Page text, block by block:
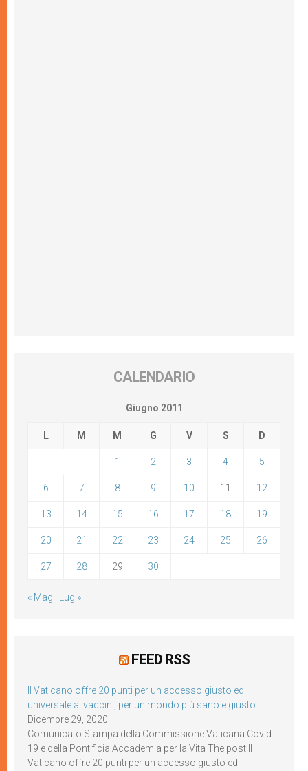
CALENDARIO
Giugno 2011
L M M G V S D
1 2 3 4 5
6 7 8 9 10 11 12
13 14 15 16 17 18 19
20 21 22 23 24 25 26
27 28 29 30
« Mag Lug »
FEED RSS
Il Vaticano offre 20 punti per un accesso giusto ed
universale ai vaccini, per un mondo più sano e giusto
Dicembre 29, 2020
Comunicato Stampa della Commissione Vaticana Covid-
19 e della Pontificia Accademia per la Vita The post Il
Vaticano offre 20 punti per un accesso giusto ed